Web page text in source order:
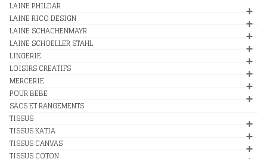
LAINE PHILDAR
LAINE RICO DESIGN
LAINE SCHACHENMAYR
LAINE SCHOELLER STAHL
LINGERIE
LOISIRS CREATIFS
MERCERIE
POUR BEBE
SACS ET RANGEMENTS
TISSUS
TISSUS KATIA
TISSUS CANVAS
TISSUS COTON